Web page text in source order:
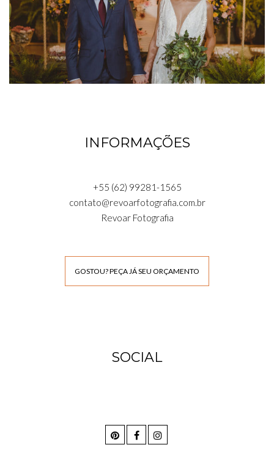
INFORMAÇÕES
+55 (62) 99281-1565
contato@revoarfotografia.com.br
Revoar Fotografia
GOSTOU? PEÇA JÁ SEU ORÇAMENTO
SOCIAL